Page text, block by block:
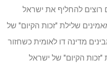
רוצים להחליף את ישראל
שלילת "זכות הקיום" של
מדינה דו לאומית כשחזור
הקיום" של ישראל